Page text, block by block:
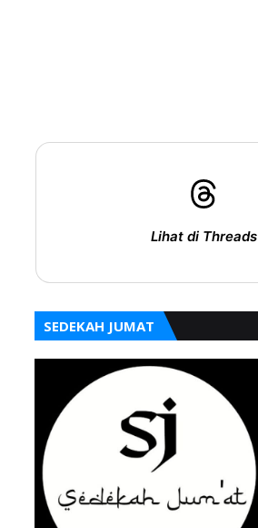
Lihat di Threads
SEDEKAH JUMAT